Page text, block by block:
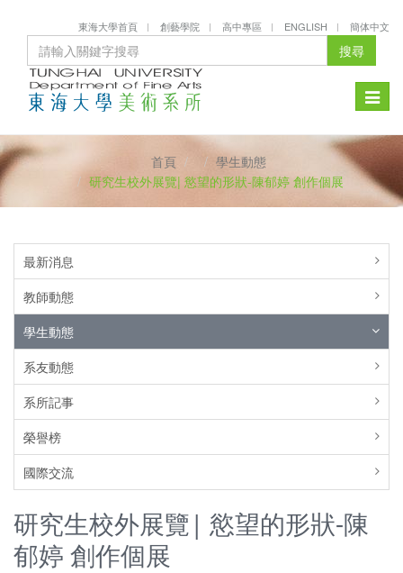
東海大學首頁 創藝學院 高中專區 ENGLISH 簡体中文
搜尋
Toggle
首頁
學生動態
研究生校外展覽| 慾望的形狀-陳郁婷 創作個展
最新消息
教師動態
學生動態
系友動態
系所記事
榮譽榜
國際交流
研究生校外展覽| 慾望的形狀-陳
郁婷 創作個展